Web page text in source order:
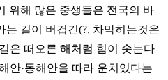
위해 많은 중생들은 전국의 바
는 길이 버겁긴(?, 차막히는것은
은 떠오른 해처럼 힘이 솟는다
안·동해안을 따라 운치있다는